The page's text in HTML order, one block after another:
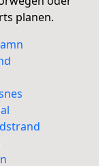
planen.